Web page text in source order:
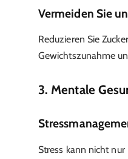
Vermeiden Sie
Reduzieren Sie
Gewichtszunahme
3. Mentale
Stress kann nicht